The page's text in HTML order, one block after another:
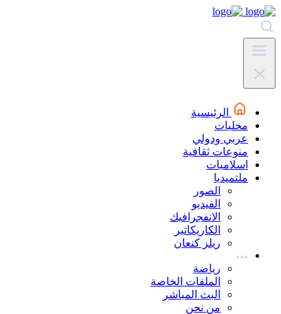
الرئيسية
محليات
عربي ودولي
منوعات ثقافية
اسلاميات
ملتميديا
الصور
الفيديو
الانفجرافيك
الكاريكاتير
ريلز كنعان
رياضة
الملفات الخاصة
البث المباشر
من نحن